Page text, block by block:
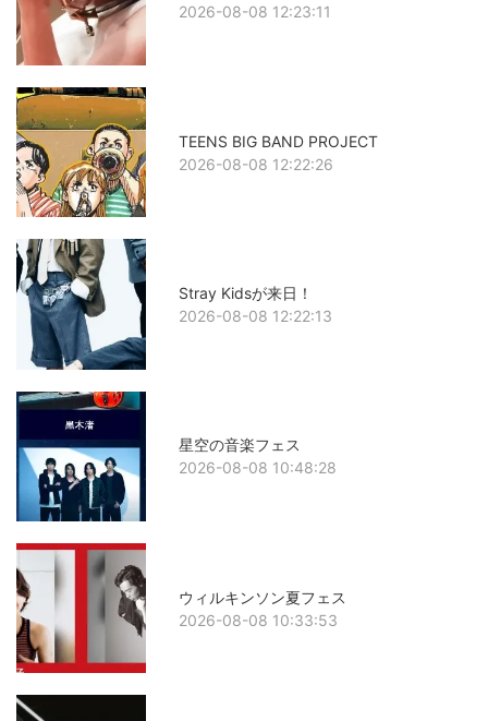
2026-08-08 12:23:11
TEENS BIG BAND PROJECT
2026-08-08 12:22:26
Stray Kidsが来日！
2026-08-08 12:22:13
星空の音楽フェス
2026-08-08 10:48:28
ウィルキンソン夏フェス
2026-08-08 10:33:53